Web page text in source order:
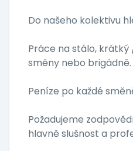
Do našeho kolektivu
Práce na stálo, krátký
směny nebo brigádně.
Peníze po každé
Požadujeme
hlavně slušnost a